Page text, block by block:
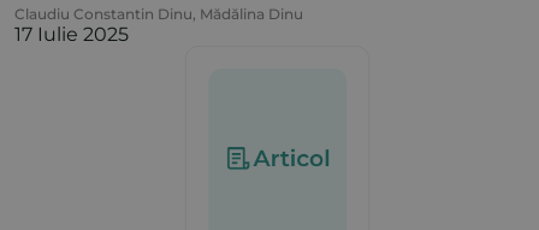
Claudiu Constantin Dinu, Mădălina Dinu
17 Iulie 2025